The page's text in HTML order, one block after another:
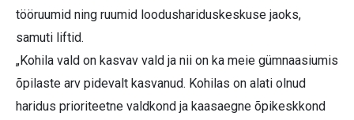
tööruumid ning ruumid loodushariduskeskuse jaoks,
samuti liftid.
„Kohila vald on kasvav vald ja nii on ka meie gümnaasiumis
õpilaste arv pidevalt kasvanud. Kohilas on alati olnud
haridus prioriteetne valdkond ja kaasaegne õpikeskkond